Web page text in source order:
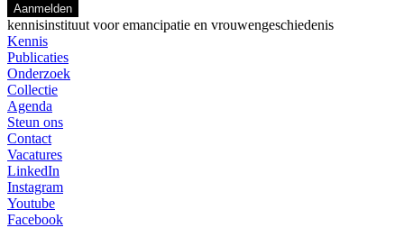
Aanmelden
kennisinstituut voor emancipatie en vrouwengeschiedenis
Kennis
Publicaties
Onderzoek
Collectie
Agenda
Steun ons
Contact
Vacatures
LinkedIn
Instagram
Youtube
Facebook